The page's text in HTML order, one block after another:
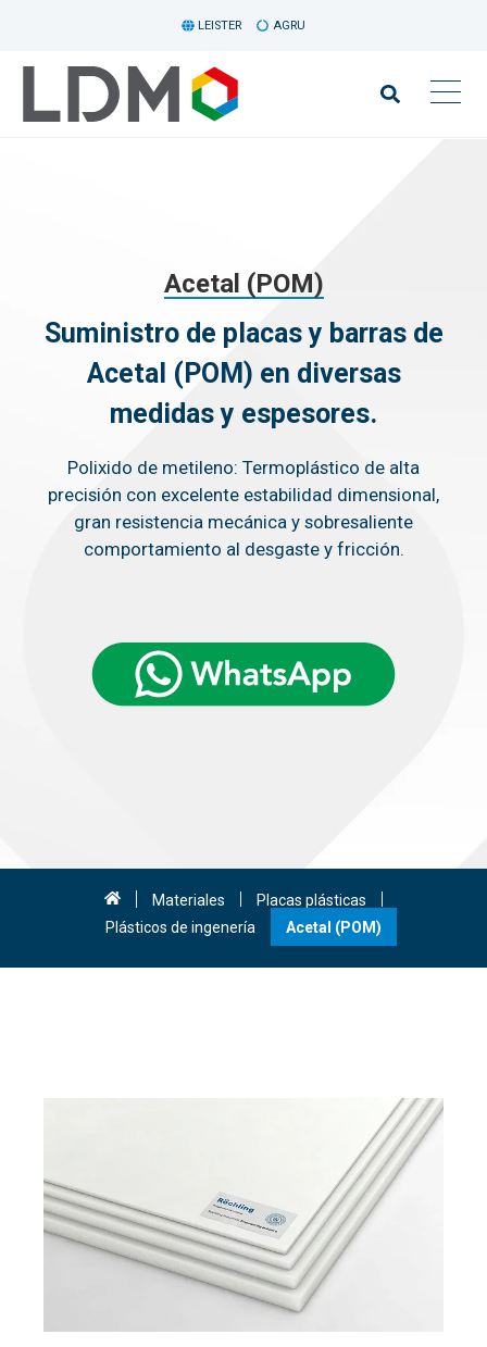
LEISTER AGRU
Acetal (POM)
Suministro de placas y barras de
Acetal (POM) en diversas
medidas y espesores.
Polixido de metileno: Termoplástico de alta
precisión con excelente estabilidad dimensional,
gran resistencia mecánica y sobresaliente
comportamiento al desgaste y fricción.
Materiales
Placas plásticas
Plásticos de ingenería
Acetal (POM)